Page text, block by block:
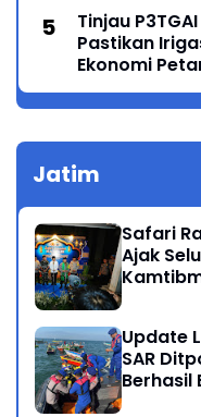
Tinjau
Pastikan
Ekonomi
Jatim
Safari
Ajak
Update
SAR
Berhasil